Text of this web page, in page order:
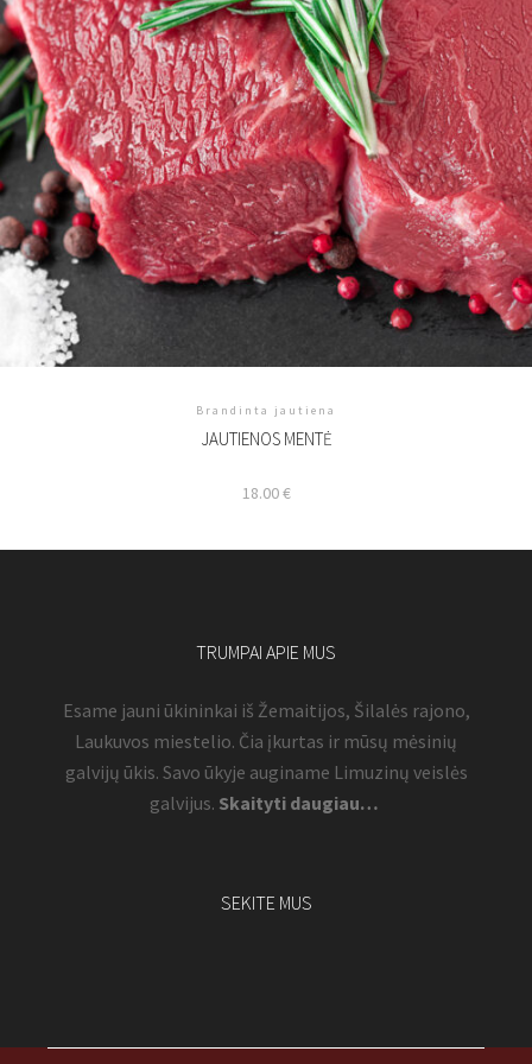
Brandinta jautiena
JAUTIENOS MENTĖ
18.00€
TRUMPAI APIE MUS
Esame jauni ūkininkai iš Žemaitijos, Šilalės rajono,
Laukuvos miestelio. Čia įkurtas ir mūsų mėsinių
galvijų ūkis. Savo ūkyje auginame Limuzinų veislės
galvijus. Skaityti daugiau…
SEKITE MUS